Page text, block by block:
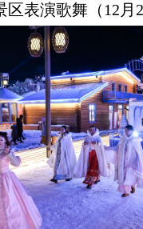
区表演歌舞（12月